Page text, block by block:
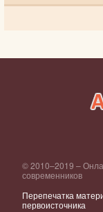
© 2010–2019 –
современников
Перепечатка
первоисточника